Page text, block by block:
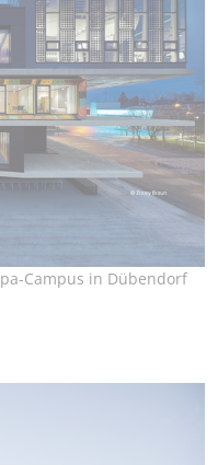
Campus in Dübendorf